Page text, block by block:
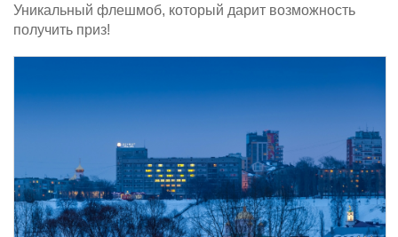
Уникальный флешмоб, который дарит возможность
получить приз!